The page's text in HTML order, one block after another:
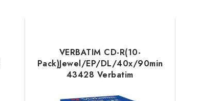
VERBATIM CD-R(10-
Pack)Jewel/EP/DL/40x/90min/800MB
43428 Verbatim